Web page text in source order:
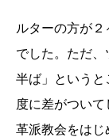
ルターの方が
でした。ただ
半ば」というと
度に差がつい
革派教会をは